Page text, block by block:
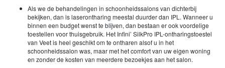
Als we de behandelingen in schoonheidssalons van dichterbij
bekijken, dan is laserontharing meestal duurder dan IPL. Wanneer u
binnen een budget wenst te blijven, dan bestaan er ook voordelige
toestellen voor thuisgebruik. Het Infini’ SilkPro IPL-ontharingstoestel
van Veet is heel geschikt om te ontharen alsof u in het
schoonheidssalon was, maar met het comfort van uw eigen woning
en zonder de kosten van meerdere bezoekjes aan het salon.